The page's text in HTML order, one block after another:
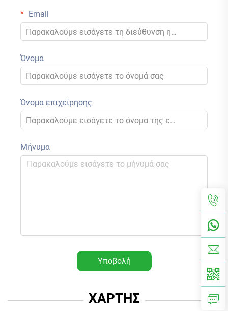
Email
Όνομα
Όνομα επιχείρησης
Μήνυμα
Υποβολή
ΧΑΡΤΗΣ